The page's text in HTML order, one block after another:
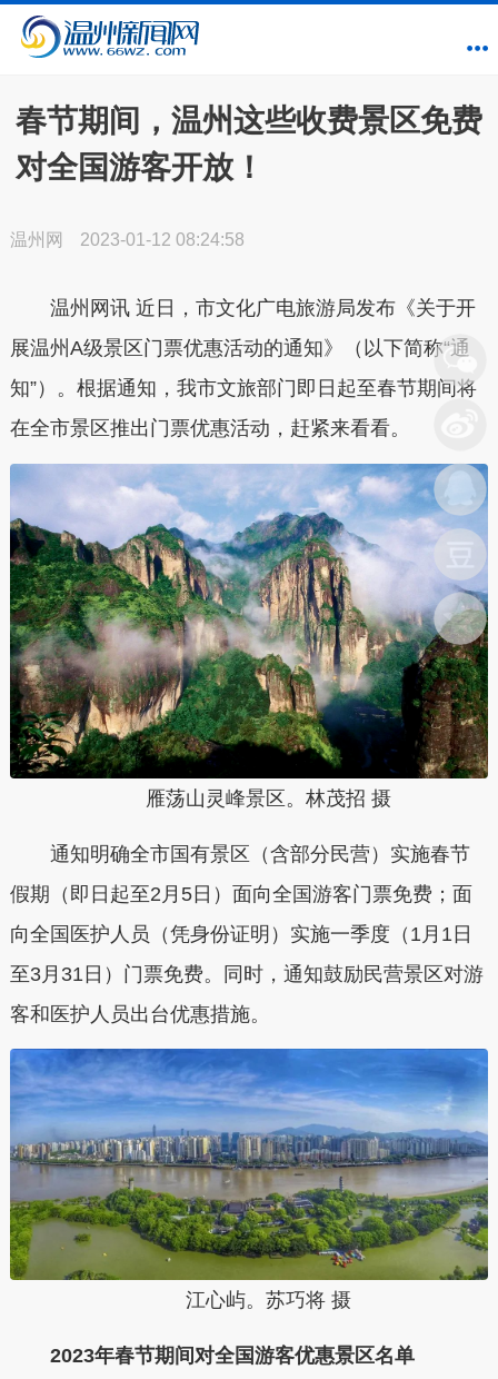
春节期间，温州这些收费景区免费
对全国游客开放！
温州网 2023-01-12 08:24:58
温州网讯 近日，市文化广电旅游局发布《关于开
展温州A级景区门票优惠活动的通知》（以下简称“通
知”）。根据通知， 我市文旅部门即日起至春节期间将
在全市景区推出门票优惠活动 ，赶紧来看看。
雁荡山灵峰景区。林茂招 摄
通知明确全市国有景区（含部分民营）实施春节
假期（即日起至2月5日）面向全国游客门票免费；面
向全国医护人员（凭身份证明）实施一季度（1月1日
至3月31日）门票免费。同时，通知鼓励民营景区对游
客和医护人员出台优惠措施。
江心屿。苏巧将 摄
2023年春节期间对全国游客优惠景区名单